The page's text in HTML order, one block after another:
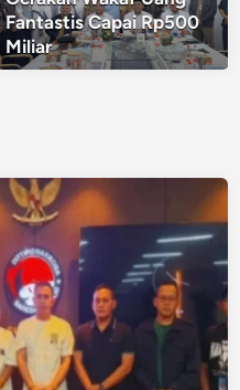
Fantastis Capai Rp500
Miliar